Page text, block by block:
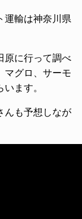
運輸は神奈川県
原に行って調べ
マグロ、サーモ
ます。
んも予想しなが